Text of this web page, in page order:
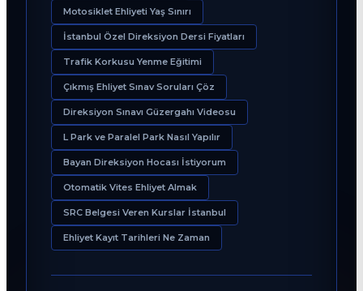
Motosiklet Ehliyeti Yaş Sınırı
İstanbul Özel Direksiyon Dersi Fiyatları
Trafik Korkusu Yenme Eğitimi
Çıkmış Ehliyet Sınav Soruları Çöz
Direksiyon Sınavı Güzergahı Videosu
L Park ve Paralel Park Nasıl Yapılır
Bayan Direksiyon Hocası İstiyorum
Otomatik Vites Ehliyet Almak
SRC Belgesi Veren Kurslar İstanbul
Ehliyet Kayıt Tarihleri Ne Zaman